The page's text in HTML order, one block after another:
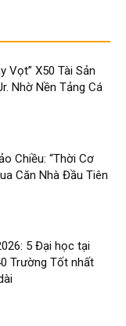
Vọt” X50 Tài Sản
Nhờ Nền Tảng Cá
Chiều: “Thời Cơ
Căn Nhà Đầu Tiên
5 Đại học tại
Trường Tốt nhất